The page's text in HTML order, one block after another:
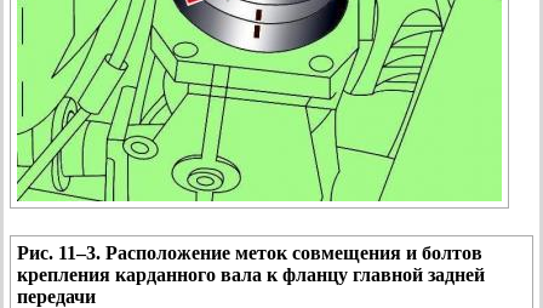
Рис. 11–3. Расположение меток совмещения и болтов
крепления карданного вала к фланцу главной задней
передачи